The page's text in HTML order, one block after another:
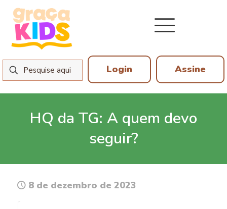
Login Assine
HQ da TG: A quem devo
seguir?
8 de dezembro de 2023